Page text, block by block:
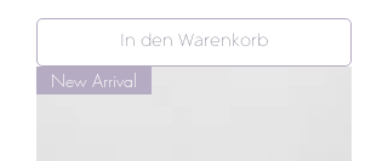
In den Warenkorb
New Arrival